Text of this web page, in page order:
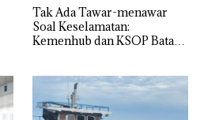
Tak Ada Tawar-menawar
Soal Keselamatan:
Kemenhub dan KSOP Batam